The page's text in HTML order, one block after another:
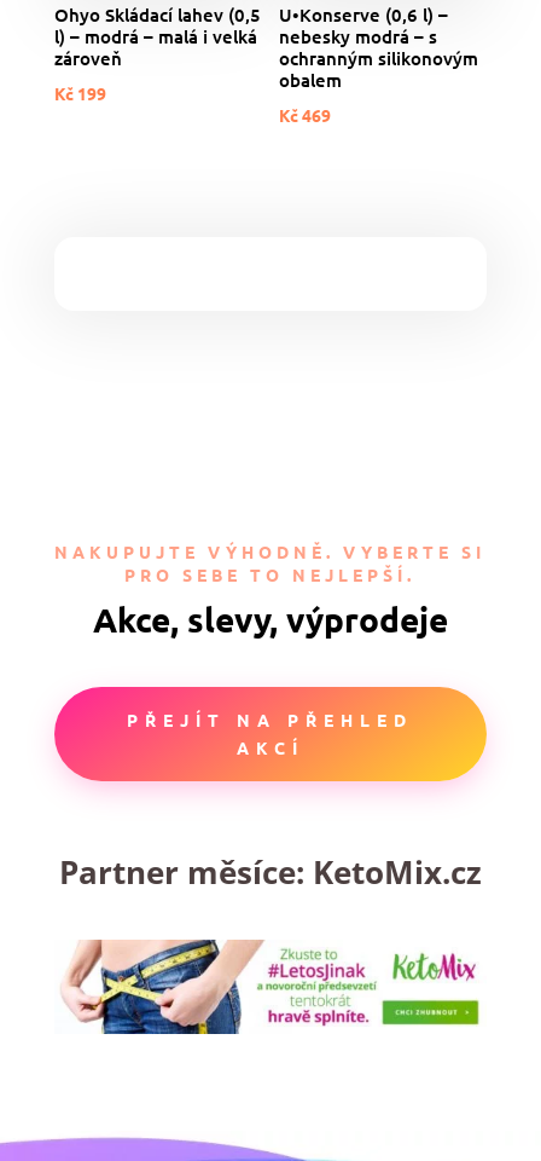
Ohyo Skládací lahev (0,5
l) – modrá – malá i velká
zároveň
Kč199
U•Konserve (0,6 l) –
nebesky modrá – s
ochranným silikonovým
obalem
Kč469
NAKUPUJTE VÝHODNĚ. VYBERTE SI
PRO SEBE TO NEJLEPŠÍ.
Akce, slevy, výprodeje
PŘEJÍT NA PŘEHLED
AKCÍ
Partner měsíce: KetoMix.cz